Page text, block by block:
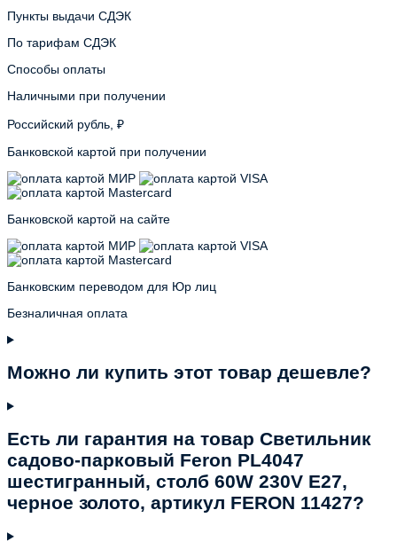
Пункты выдачи СДЭК
По тарифам СДЭК
Способы оплаты
Наличными при получении
Российский рубль, ₽
Банковской картой при получении
Банковской картой на сайте
Банковским переводом для Юр лиц
Безналичная оплата
Можно ли купить этот товар дешевле?
Есть ли гарантия на товар Светильник
садово-парковый Feron PL4047
шестигранный, столб 60W 230V E27,
черное золото, артикул FERON 11427?